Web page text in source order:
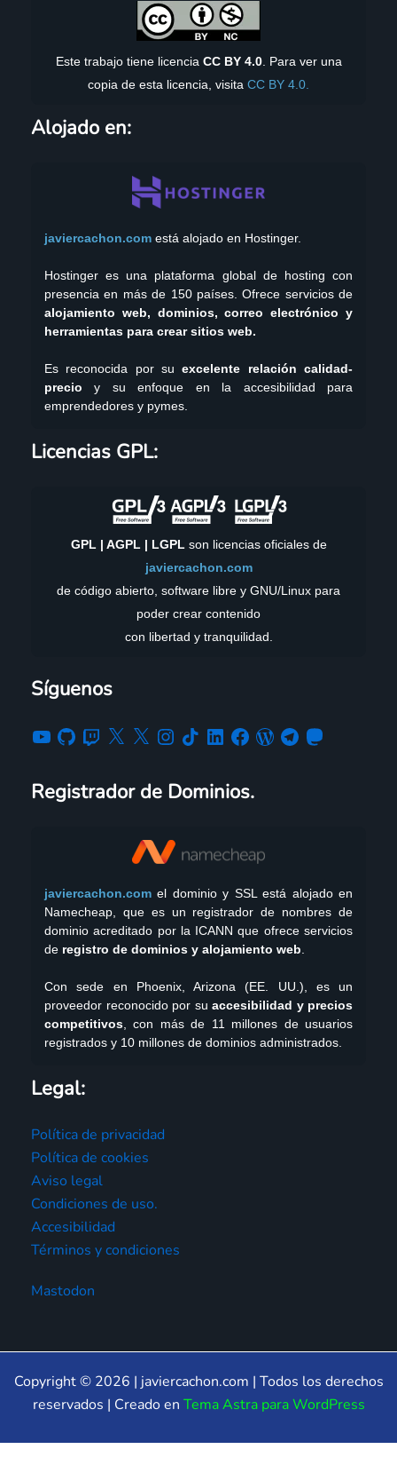
Este trabajo tiene licencia CC BY 4.0. Para ver una
copia de esta licencia, visita CC BY 4.0.
Alojado en:
javiercachon.com está alojado en Hostinger.
Hostinger es una plataforma global de hosting con
presencia en más de 150 países. Ofrece servicios de
alojamiento web, dominios, correo electrónico y
herramientas para crear sitios web.
Es reconocida por suexcelente relación calidad-
precio y su enfoque en la accesibilidad para
emprendedores y pymes.
Licencias GPL:
GPL | AGPL | LGPLson licencias oficiales de
javiercachon.com
de código abierto, software libre y GNU/Linux para
poder crear contenido
con libertad y tranquilidad.
Síguenos
YouTube
GitHubTwitch
X X Instagram
Registrador de Dominios.
javiercachon.com el dominio y SSL está alojado en
Namecheap, que es un registrador de nombres de
dominio acreditado por la ICANN que ofrece servicios
de registro de dominios y alojamiento web
Con sede en Phoenix, Arizona (EE. UU.), es un
proveedor reconocido por su accesibilidad y precios
competitivos , con más de 11 millones de usuarios
registrados y 10 millones de dominios administrados.
Legal:
Política de privacidad
Política de cookies
Aviso legal
Condiciones de uso.
Accesibilidad
Términos y condiciones
Mastodon
Copyright © 2026 | javiercachon.com | Todos los derechos
reservados | Creado en Tema Astra para WordPress